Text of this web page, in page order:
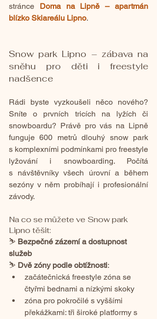
stránce Doma na Lipně – apartmán
blízko Skiareálu Lipno.
Snow park Lipno – zábava na
sněhu pro děti i freestyle
nadšence
Rádi byste vyzkoušeli něco nového?
Sníte o prvních tricích na lyžích či
snowboardu? Právě pro vás na Lipně
funguje 600 metrů dlouhý snow park
s komplexními podmínkami pro freestyle
lyžování i snowboarding. Počítá
s návštěvníky všech úrovní a během
sezóny v něm probíhají i profesionální
závody.
Na co se můžete ve Snow park
Lipno těšit:
⛷️ Bezpečné zázemí a dostupnost
služeb
⛷️ Dvě zóny podle obtížnosti:
začátečnická freestyle zóna se
čtyřmi bednami a nízkými skoky
zóna pro pokročilé s vyššími
překážkami: tři široké platformy s